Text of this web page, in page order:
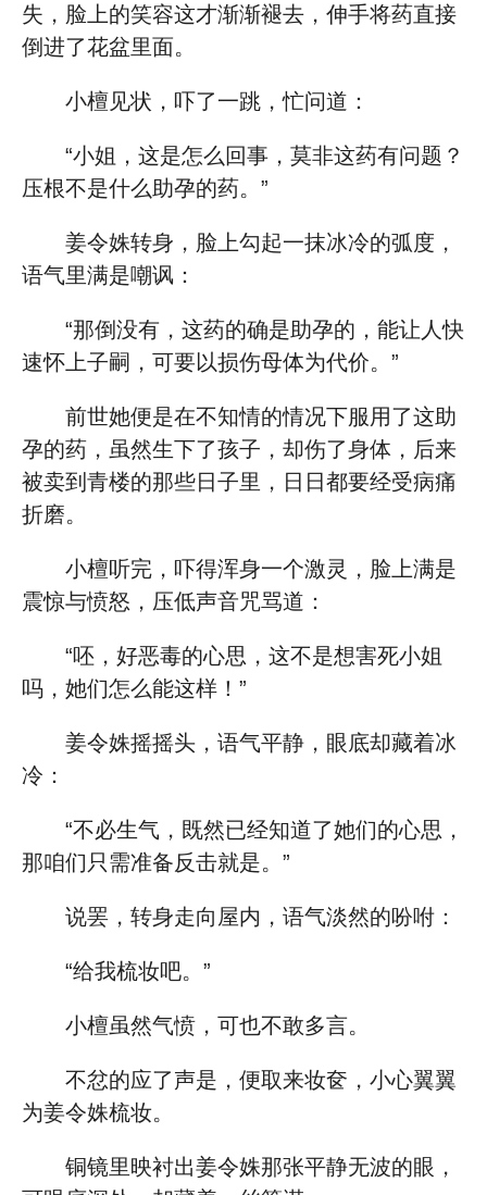
失，脸上的笑容这才渐渐褪去，伸手将药直接
倒进了花盆里面。
小檀见状，吓了一跳，忙问道：
“小姐，这是怎么回事，莫非这药有问题？
压根不是什么助孕的药。”
姜令姝转身，脸上勾起一抹冰冷的弧度，
语气里满是嘲讽：
“那倒没有，这药的确是助孕的，能让人快
速怀上子嗣，可要以损伤母体为代价。”
前世她便是在不知情的情况下服用了这助
孕的药，虽然生下了孩子，却伤了身体，后来
被卖到青楼的那些日子里，日日都要经受病痛
折磨。
小檀听完，吓得浑身一个激灵，脸上满是
震惊与愤怒，压低声音咒骂道：
“呸，好恶毒的心思，这不是想害死小姐
吗，她们怎么能这样！”
姜令姝摇摇头，语气平静，眼底却藏着冰
冷：
“不必生气，既然已经知道了她们的心思，
那咱们只需准备反击就是。”
说罢，转身走向屋内，语气淡然的吩咐：
“给我梳妆吧。”
小檀虽然气愤，可也不敢多言。
不忿的应了声是，便取来妆奁，小心翼翼
为姜令姝梳妆。
铜镜里映衬出姜令姝那张平静无波的眼，